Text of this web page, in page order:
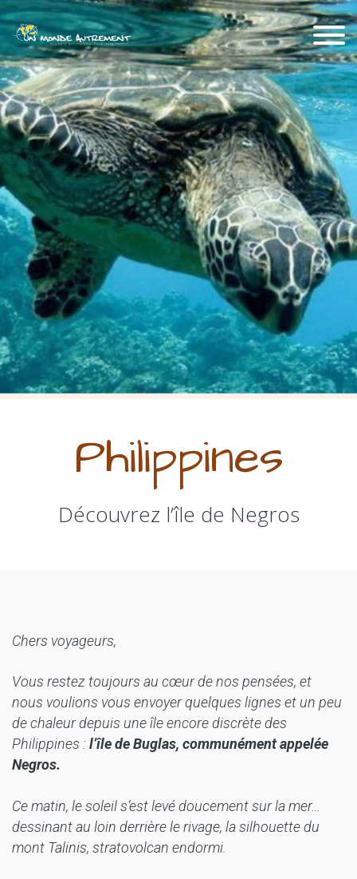
Philippines
Découvrez l’île de Negros
Chers voyageurs,
Vous restez toujours au cœur de nos pensées, et
nous voulions vous envoyer quelques lignes et un peu
de chaleur depuis une île encore discrète des
Philippines : l’île de Buglas, communément appelée
Negros.
Ce matin, le soleil s’est levé doucement sur la mer…
dessinant au loin derrière le rivage, la silhouette du
mont Talinis, stratovolcan endormi.